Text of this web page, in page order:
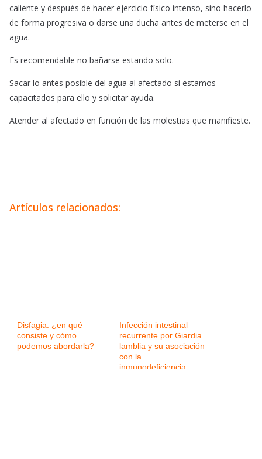
caliente y después de hacer ejercicio físico intenso, sino hacerlo
de forma progresiva o darse una ducha antes de meterse en el
agua.
Es recomendable no bañarse estando solo.
Sacar lo antes posible del agua al afectado si estamos
capacitados para ello y solicitar ayuda.
Atender al afectado en función de las molestias que manifieste.
Artículos relacionados:
Disfagia: ¿en qué
consiste y cómo
podemos abordarla?
Infección intestinal
recurrente por Giardia
lamblia y su asociación
con la
inmunodeficiencia